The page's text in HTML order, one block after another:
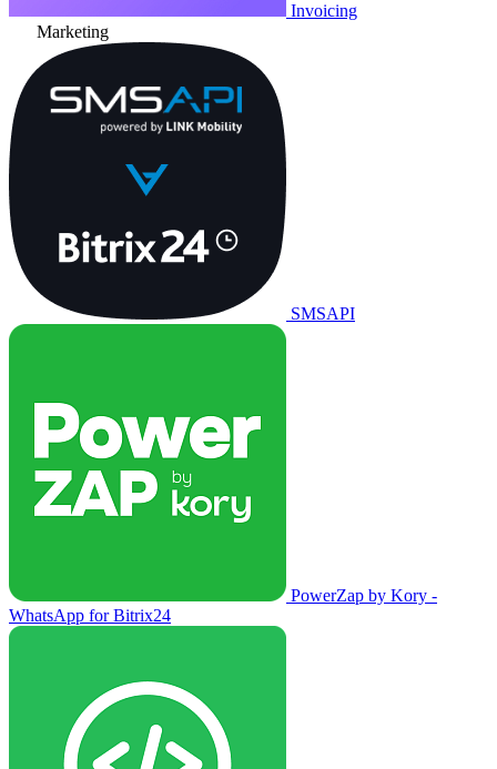
Invoicing
Marketing
SMSAPI
PowerZap by Kory -
WhatsApp for Bitrix24